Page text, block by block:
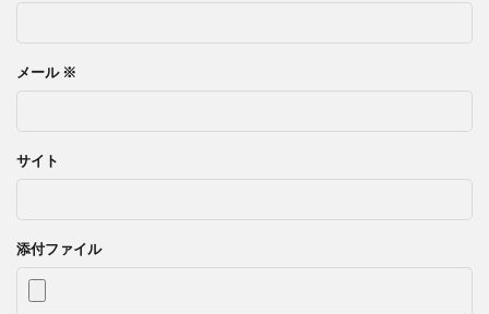
メール ※
サイト
添付ファイル